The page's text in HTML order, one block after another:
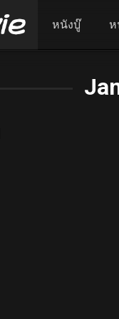
หนังบู๊ ห